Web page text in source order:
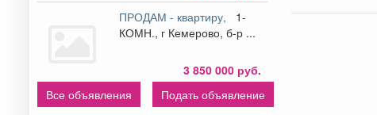
ПРОДАМ - квартиру,
1-
КОМН., г Кемерово, б-р ...
3 850 000 руб.
Все объявления
Подать объявление